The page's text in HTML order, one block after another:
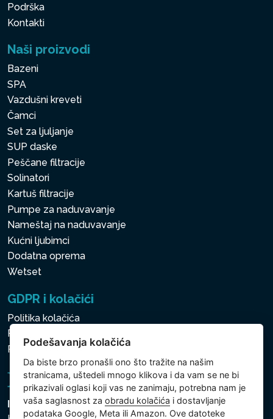
Podrška
Kontakti
Naši proizvodi
Bazeni
SPA
Vazdušni kreveti
Čamci
Set za ljuljanje
SUP daske
Peščane filtracije
Solinatori
Kartuš filtracije
Pumpe za naduvavanje
Nameštaj na naduvavanje
Kućni ljubimci
Dodatna oprema
Wetset
GDPR i kolačići
Politika kolačića
Politika zaštite ličnih i drugih obrađivanih podataka
Politika kolačića
Intex Trading, s.r.o.
Podešavanja kolačića
Da biste brzo pronašli ono što tražite na našim
stranicama, uštedeli mnogo klikova i da vam se ne bi
prikazivali oglasi koji vas ne zanimaju, potrebna nam je
vaša saglasnost zaobradu kolačića i dostavljanje
podataka Google, Meta ili Amazon. Ove datoteke